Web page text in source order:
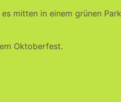
mitten in einem grünen
Oktoberfest.